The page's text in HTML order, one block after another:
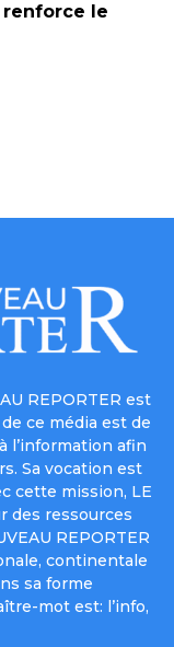
le
REPORTER est
ce média est de
l’information afin
Sa vocation est
cette mission, LE
des ressources
REPORTER
continentale
sa forme
mot est: l’info,